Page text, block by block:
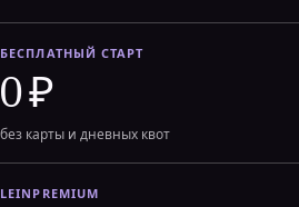
БЕСПЛАТНЫЙ СТАРТ
0 ₽
без карты и дневных квот
LEINPREMIUM